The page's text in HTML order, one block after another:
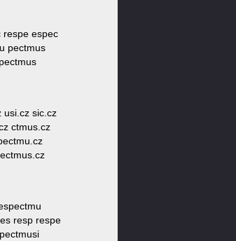
respe espec
pectmus
usi.cz sic.cz
ctmus.cz
resp respe